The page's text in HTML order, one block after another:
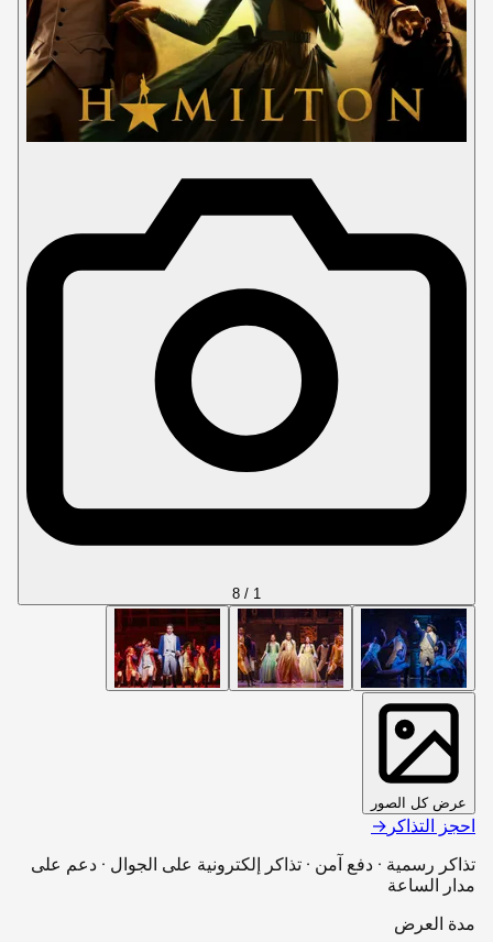
1 / 8
عرض كل الصور
احجز التذاكر →
تذاكر رسمية · دفع آمن · تذاكر إلكترونية على الجوال · دعم على
مدار الساعة
مدة العرض